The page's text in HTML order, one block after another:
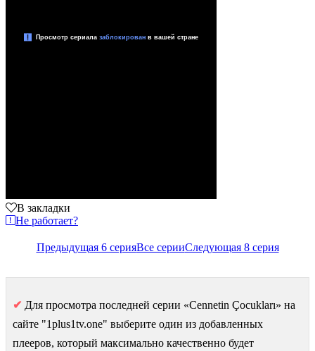
В закладки
Не работает?
Предыдущая 6 серияВсе серииСледующая 8 серия
✔ Для просмотра последней серии «Cennetin Çocukları» на
сайте "1plus1tv.one" выберите один из добавленных
плееров, который максимально качественно будет